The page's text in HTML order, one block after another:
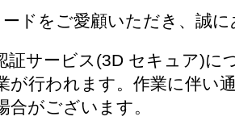
ドをご愛顧いただき、誠
証サービス(3D セキュア)に
が行われます。作業に伴い
合がございます。